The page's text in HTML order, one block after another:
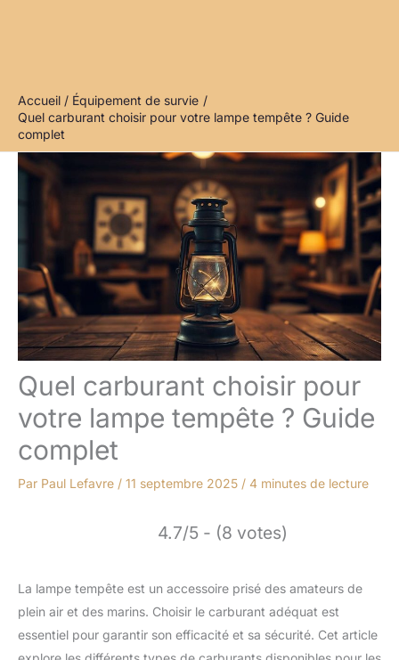
Accueil
Équipement de survie
Quel carburant choisir pour votre lampe tempête ? Guide
complet
Quel carburant choisir pour
votre lampe tempête ? Guide
complet
Par Paul Lefavre / 11 septembre 2025 / 4 minutes de lecture
4.7/5 - (8 votes)
La lampe tempête est un accessoire prisé des amateurs de
plein air et des marins. Choisir le carburant adéquat est
essentiel pour garantir son efficacité et sa sécurité. Cet article